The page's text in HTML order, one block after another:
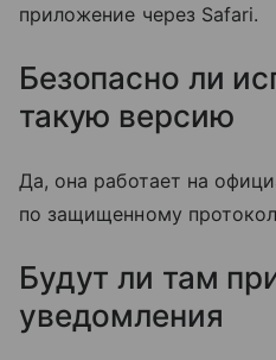
приложение через Safari.
Безопасно ли
такую версию
Да, она работает на
по защищенному
Будут ли там
уведомления